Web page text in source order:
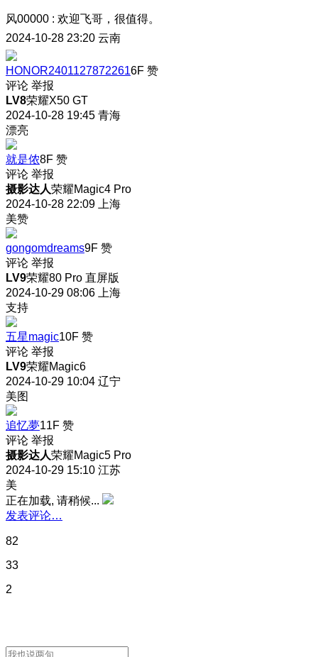
风00000 : 欢迎飞哥，很值得。
2024-10-28 23:20 云南
HONOR24011278722616F 赞
评论 举报
LV8荣耀X50 GT
2024-10-28 19:45 青海
漂亮
就是侬8F 赞
评论 举报
摄影达人荣耀Magic4 Pro
2024-10-28 22:09
上海
美赞
gongomdreams9F 赞
评论 举报
LV9荣耀80 Pro 直屏版
2024-10-29 08:06
上海
支持
五星magic10F 赞
评论 举报
LV9荣耀Magic6
2024-10-29 10:04 辽宁
美图
追忆夢11F 赞
评论 举报
摄影达人荣耀Magic5 Pro
2024-10-29 15:10 江苏
美
正在加载, 请稍候...
发表评论…
82
33
2